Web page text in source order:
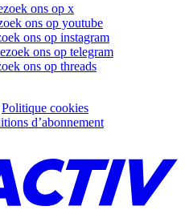
ons op x
ons op youtube
ons op instagram
ons op telegram
ons op threads
Politique cookies
d’abonnement